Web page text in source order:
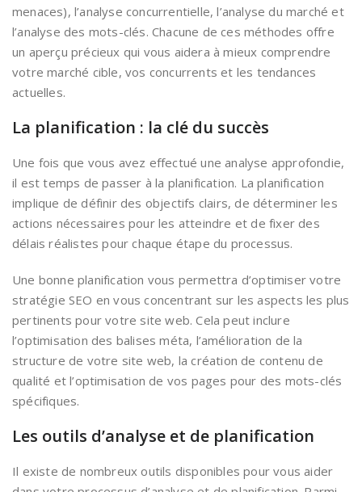
menaces), l’analyse concurrentielle, l’analyse du marché et
l’analyse des mots-clés. Chacune de ces méthodes offre
un aperçu précieux qui vous aidera à mieux comprendre
votre marché cible, vos concurrents et les tendances
actuelles.
La planification : la clé du succès
Une fois que vous avez effectué une analyse approfondie,
il est temps de passer à la planification. La planification
implique de définir des objectifs clairs, de déterminer les
actions nécessaires pour les atteindre et de fixer des
délais réalistes pour chaque étape du processus.
Une bonne planification vous permettra d’optimiser votre
stratégie SEO en vous concentrant sur les aspects les plus
pertinents pour votre site web. Cela peut inclure
l’optimisation des balises méta, l’amélioration de la
structure de votre site web, la création de contenu de
qualité et l’optimisation de vos pages pour des mots-clés
spécifiques.
Les outils d’analyse et de planification
Il existe de nombreux outils disponibles pour vous aider